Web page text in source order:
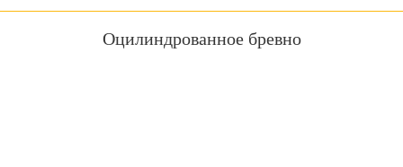
Оцилиндрованное бревно